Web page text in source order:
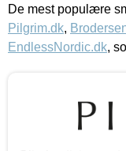
De mest populære
Pilgrim.dk,
EndlessNordic.dk,